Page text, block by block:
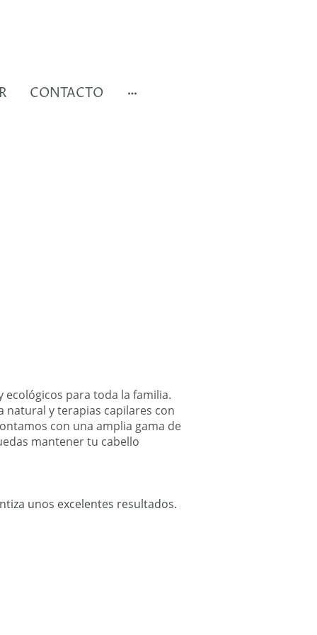
CONTACTO
para toda la familia.
natural y terapias capilares con
con una amplia gama de
mantener tu cabello
unos excelentes resultados.